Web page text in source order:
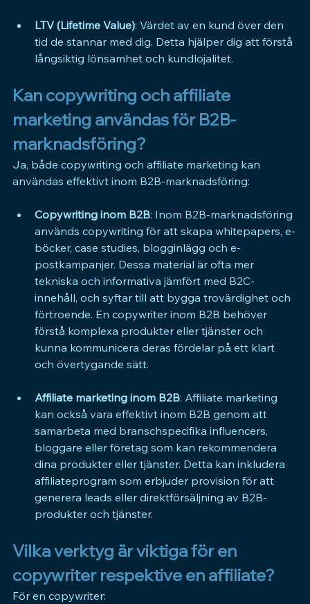
LTV (Lifetime Value): Värdet av en kund över den
tid de stannar med dig. Detta hjälper dig att förstå
långsiktig lönsamhet och kundlojalitet.
Kan copywriting och affiliate
marketing användas för B2B-
marknadsföring?
Ja, både copywriting och affiliate marketing kan
användas effektivt inom B2B-marknadsföring:
Copywriting inom B2B: Inom B2B-marknadsföring
används copywriting för att skapa whitepapers, e-
böcker, case studies, blogginlägg och e-
postkampanjer. Dessa material är ofta mer
tekniska och informativa jämfört med B2C-
innehåll, och syftar till att bygga trovärdighet och
förtroende. En copywriter inom B2B behöver
förstå komplexa produkter eller tjänster och
kunna kommunicera deras fördelar på ett klart
och övertygande sätt.
Affiliate marketing inom B2B: Affiliate marketing
kan också vara effektivt inom B2B genom att
samarbeta med branschspecifika influencers,
bloggare eller företag som kan rekommendera
dina produkter eller tjänster. Detta kan inkludera
affiliateprogram som erbjuder provision för att
generera leads eller direktförsäljning av B2B-
produkter och tjänster.
Vilka verktyg är viktiga för en
copywriter respektive en affiliate?
För en copywriter: